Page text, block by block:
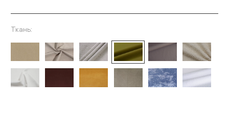
Распродажа
Комнаты
Спальня
Гостиная
Ткань: